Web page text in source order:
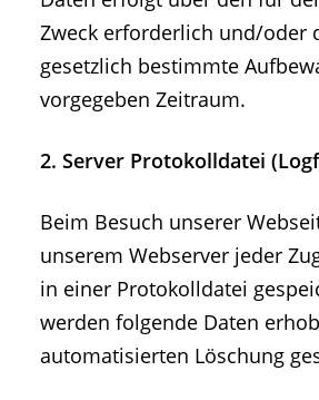
Zweck erforderlich und/oder
gesetzlich bestimmte
vorgegeben Zeitraum.
2. Server Protokolldatei
Beim Besuch unserer
unserem Webserver jeder
in einer Protokolldatei
werden folgende Daten
automatisierten Löschung